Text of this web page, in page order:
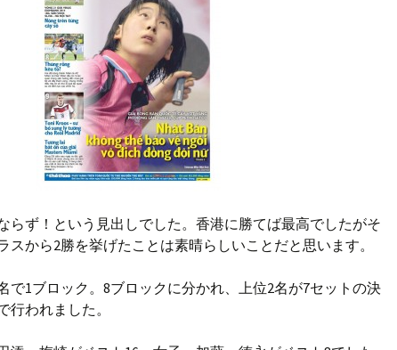
らず！という見出しでした。香港に勝てば最高でしたがそ
スから2勝を挙げたことは素晴らしいことだと思います。
で1ブロック。8ブロックに分かれ、上位2名が7セットの決
行われました。